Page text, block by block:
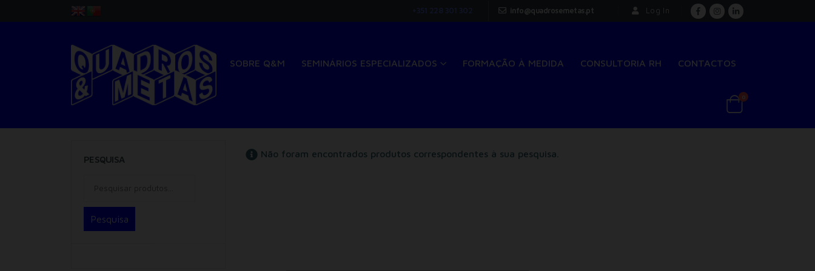
+351 228 301 302 info@quadrosemetas.pt Log In
SOBRE Q&M SEMINÁRIOS ESPECIALIZADOS FORMAÇÃO À MEDIDA CONSULTORIA RH CONTACTOS
0
Não foram encontrados produtos correspondentes à sua pesquisa.
PESQUISA
Pesquisa